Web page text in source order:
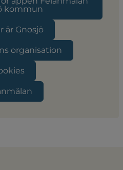
kommun
är Gnosjö
organisation